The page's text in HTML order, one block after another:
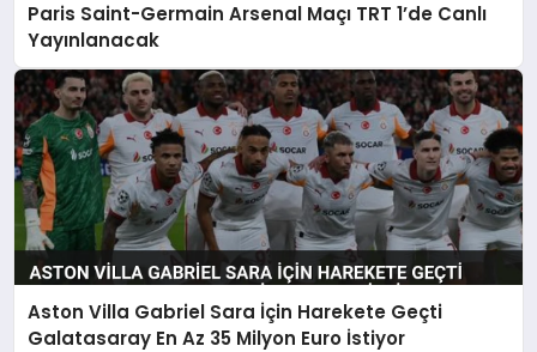
Paris Saint-Germain Arsenal Maçı TRT 1’de Canlı
Yayınlanacak
Aston Villa Gabriel Sara İçin Harekete Geçti
Galatasaray En Az 35 Milyon Euro İstiyor